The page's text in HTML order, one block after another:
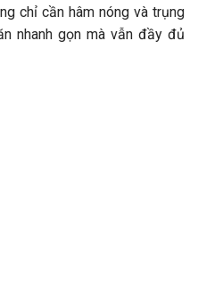
chỉ cần hâm nóng và trụng
nhanh gọn mà vẫn đầy đủ